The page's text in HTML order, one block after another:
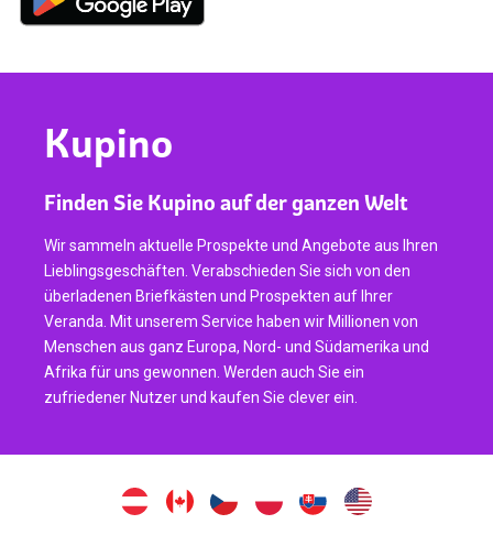
Kupino
Finden Sie Kupino auf der ganzen Welt
Wir sammeln aktuelle Prospekte und Angebote aus Ihren
Lieblingsgeschäften. Verabschieden Sie sich von den
überladenen Briefkästen und Prospekten auf Ihrer
Veranda. Mit unserem Service haben wir Millionen von
Menschen aus ganz Europa, Nord- und Südamerika und
Afrika für uns gewonnen. Werden auch Sie ein
zufriedener Nutzer und kaufen Sie clever ein.